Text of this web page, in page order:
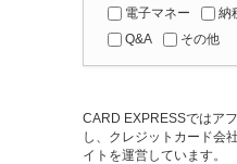
電子マネー
納
Q&A
その他
CARD EXPRESSではア
し、クレジットカード会
イトを運営しています。